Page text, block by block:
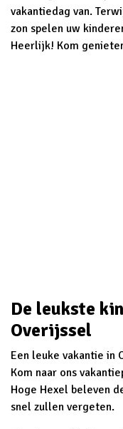
vakantiedag van.
zon spelen uw
Heerlijk! Kom
De leukste
Overijssel
Een leuke vakantie in
Kom naar ons
Hoge Hexel beleven
snel zullen vergeten.